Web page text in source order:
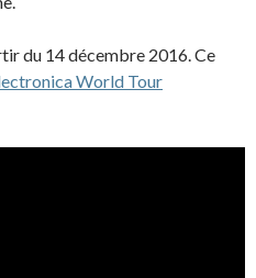
du 14 décembre 2016. Ce
World Tour